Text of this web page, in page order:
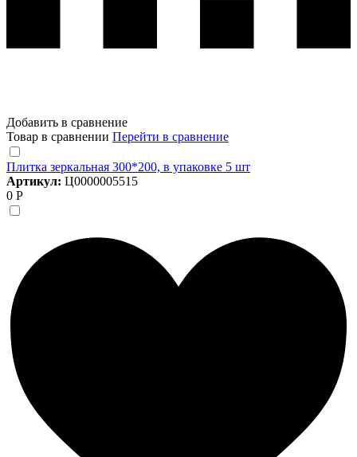
Добавить в сравнение
Товар в сравнении Перейти в сравнение
Плитка зеркальная 300*200, в упаковке 5 шт
Артикул: Ц0000005515
0 Р